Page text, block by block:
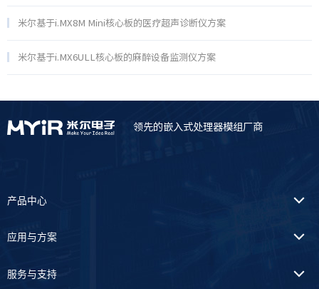
米尔基于i.MX8M Mini核心板的医疗超声诊断仪方案
米尔基于i.MX6ULL核心板的麻醉设备监测仪方案
领先的嵌入式处理器模组厂商
产品中心
应用与方案
服务与支持